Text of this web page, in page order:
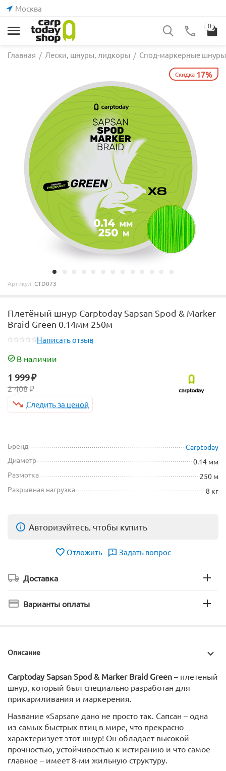
Москва
0
Главная / Лески, шнуры, лидкоры / Спод-маркерные шнуры
Скидка 17%
Артикул: CTD073
Плетёный шнур Сarptoday Sapsan Spod & Marker
Braid Green 0.14мм 250м
Написать отзыв
В наличии
1 999₽
2 408 ₽
Следить за ценой
Бренд
Carptoday
Диаметр
0.14 мм
Размотка
250 м
Разрывная нагрузка
8 кг
Авторизуйтесь, чтобы купить
Отложить Задать вопрос
Доставка
Варианты оплаты
Описание
Сarptoday Sapsan Spod & Marker Braid Green – плетеный
шнур, который был специально разработан для
прикармливания и маркерения.
Название «Sapsan» дано не просто так. Сапсан – одна
из самых быстрых птиц в мире, что прекрасно
характеризует этот шнур! Он обладает высокой
прочностью, устойчивостью к истиранию и что самое
главное – имеет 8-ми жильную структуру.